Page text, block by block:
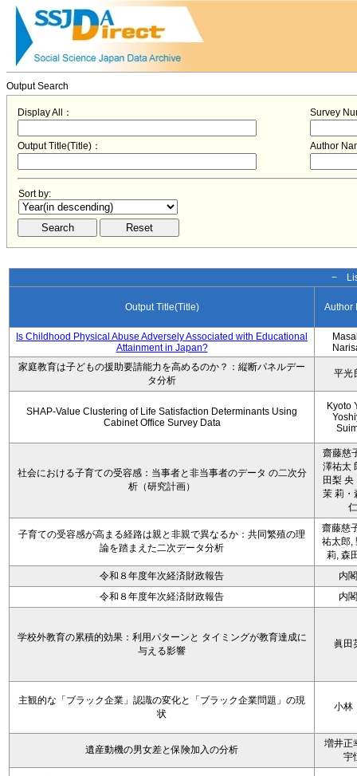
Output Search
Display All： Survey
Output Title(Title)： Author
Sort by:
−
Output Title(Title) Author
Is Childhood Physical Abuse Adversely Associated with Educational
Attainment in Japan?
家庭教育は子どもの援助要請能力を高めるのか？：縦断パネルデー
タ分析
平光
SHAP-Value Clustering of Life Satisfaction Determinants Using
Cabinet Office Survey Data
Kyoto
社会における子育ての受容感：当事者と非当事者のデータ の二次分
析（研究計画）
齋藤慈
澤祐太
田梨 央
茉 莉・
仁
子育ての受容感が高まる経路は親と非親で異なるか：共同繁殖の理
論を踏まえた二次データ分析
齋藤慈
祐太郎,
莉, 森
令和８年度年次経済財政報告
内
令和８年度年次経済財政報告
内
学校外教育の累積的効果：利用パターンと タイミングが教育達成に
与える影響
眞田
主観的な「ブラック企業」認識の変化と「ブラック企業問題」の現
状
小
遺産動機の男女差と保険加入の分析
増井正
宇